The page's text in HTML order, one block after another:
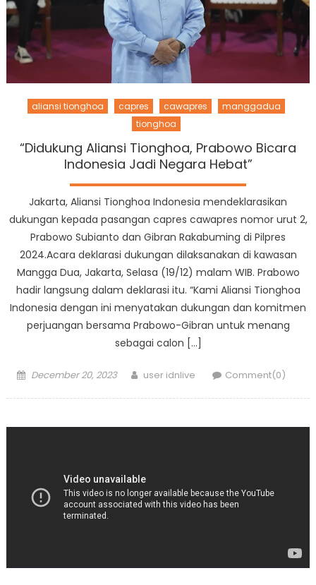
aliansi tionghoa capres cawapres
manggadua
tionghoa
“Didukung Aliansi Tionghoa, Prabowo Bicara
Indonesia Jadi Negara Hebat”
Jakarta, Aliansi Tionghoa Indonesia mendeklarasikan
dukungan kepada pasangan capres cawapres nomor urut 2,
Prabowo Subianto dan Gibran Rakabuming di Pilpres
2024.Acara deklarasi dukungan dilaksanakan di kawasan
Mangga Dua, Jakarta, Selasa (19/12) malam WIB. Prabowo
hadir langsung dalam deklarasi itu. “Kami Aliansi Tionghoa
Indonesia dengan ini menyatakan dukungan dan komitmen
perjuangan bersama Prabowo-Gibran untuk menang
sebagai calon […]
Posted
December 20, 2023 Author
user idnlive Comment(0)